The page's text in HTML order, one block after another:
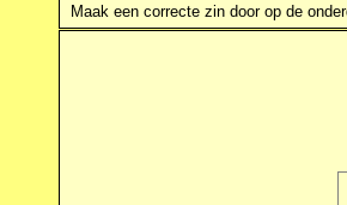
Maak een correcte zin door op de